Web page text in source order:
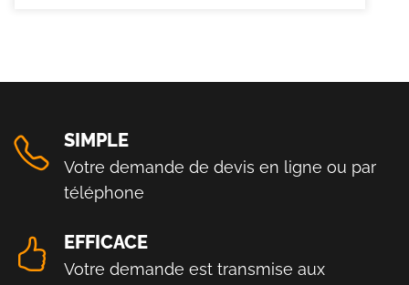
SIMPLE
Votre demande de devis en ligne ou par
téléphone
EFFICACE
Votre demande est transmise aux